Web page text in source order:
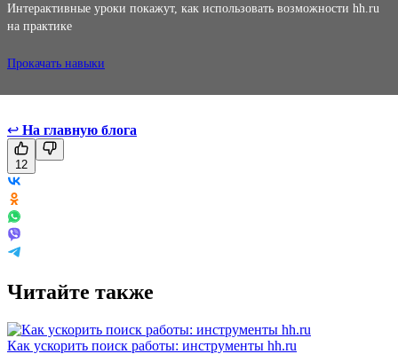
Интерактивные уроки покажут, как использовать возможности hh.ru
на практике
Прокачать навыки
↩ На главную блога
12
Читайте также
Как ускорить поиск работы: инструменты hh.ru